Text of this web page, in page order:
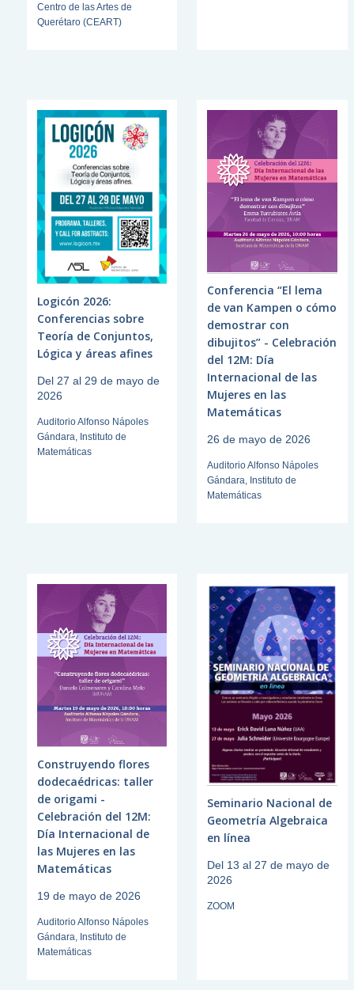
Centro de las Artes de
Querétaro (CEART)
Logicón 2026:
Conferencias sobre
Teoría de Conjuntos,
Lógica y áreas afines
Del 27 al 29 de mayo de
2026
Auditorio Alfonso Nápoles
Gándara, Instituto de
Matemáticas
Conferencia “El lema
de van Kampen o cómo
demostrar con
dibujitos” - Celebración
del 12M: Día
Internacional de las
Mujeres en las
Matemáticas
26 de mayo de 2026
Auditorio Alfonso Nápoles
Gándara, Instituto de
Matemáticas
Construyendo flores
dodecaédricas: taller
de origami -
Celebración del 12M:
Día Internacional de
las Mujeres en las
Matemáticas
19 de mayo de 2026
Auditorio Alfonso Nápoles
Gándara, Instituto de
Matemáticas
Seminario Nacional de
Geometría Algebraica
en línea
Del 13 al 27 de mayo de
2026
ZOOM